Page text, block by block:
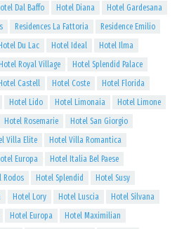
Dal Baffo Hotel Diana
Hotel Gardesana
Residences La Fattoria
Residence Emilio
Hotel Du Lac Hotel Ideal
Hotel Ilma
Hotel Royal Village
Hotel Splendid Palace
Hotel Castell Hotel Coste
Hotel Florida
Hotel Lido Hotel Limonaia
Hotel Limone
Hotel Rosemarie
Hotel San Giorgio
Villa Elite
Hotel Villa Romantica
Europa
Hotel Italia Bel Paese
Rodos Hotel Splendid
Hotel Susy
Hotel Lory Hotel Luscia
Hotel Silvana
Hotel Europa
Hotel Maximilian